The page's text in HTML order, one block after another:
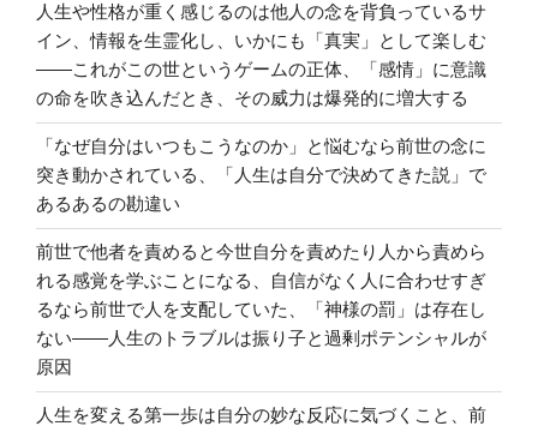
人生や性格が重く感じるのは他人の念を背負っているサ
イン、情報を生霊化し、いかにも「真実」として楽しむ
――これがこの世というゲームの正体、「感情」に意識
の命を吹き込んだとき、その威力は爆発的に増大する
「なぜ自分はいつもこうなのか」と悩むなら前世の念に
突き動かされている、「人生は自分で決めてきた説」で
あるあるの勘違い
前世で他者を責めると今世自分を責めたり人から責めら
れる感覚を学ぶことになる、自信がなく人に合わせすぎ
るなら前世で人を支配していた、「神様の罰」は存在し
ない――人生のトラブルは振り子と過剰ポテンシャルが
原因
人生を変える第一歩は自分の妙な反応に気づくこと、前